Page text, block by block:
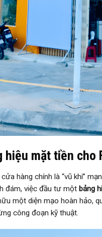
hiệu mặt tiền cho
hàng chính là “vũ khí”
đám, việc đầu tư một bảng
một diện mạo hoàn hảo,
công đoạn kỹ thuật.